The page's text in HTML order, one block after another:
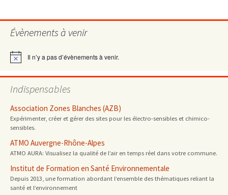
des
articles
Évènements à venir
Notice Il n’y a pas d’évènements à venir.
Indispensables
Association Zones Blanches (AZB)
Expérimenter, créer et gérer des sites pour les électro-sensibles et chimico-
sensibles.
ATMO Auvergne-Rhône-Alpes
ATMO AURA: Visualisez la qualité de l’air en temps réel dans votre commune.
Institut de Formation en Santé Environnementale
Depuis 2013, une formation abordant l’ensemble des thématiques reliant la
santé et l’environnement